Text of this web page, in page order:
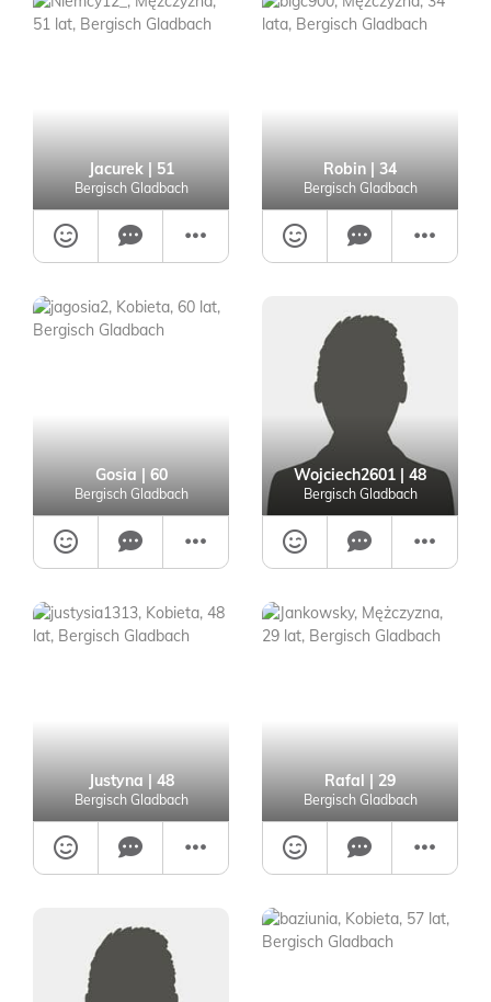
Jacurek| 51
Bergisch Gladbach
Robin | 34
Bergisch Gladbach
Gosia | 60
Bergisch Gladbach
Wojciech2601 | 48
Bergisch Gladbach
Justyna | 48
Bergisch Gladbach
Rafal | 29
Bergisch Gladbach